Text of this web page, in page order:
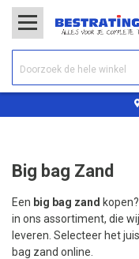
Big bag Zand
Een big bag zand
in ons assortiment, die
leveren. Selecteer het
bag zand online.